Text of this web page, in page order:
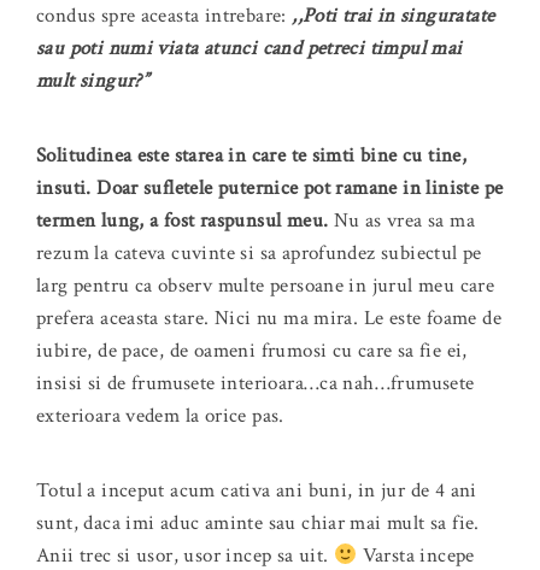
condus spre aceasta intrebare: ,,Poti trai in singuratate
sau poti numi viata atunci cand petreci timpul mai
mult singur?”
Solitudinea este starea in care te simti bine cu tine,
insuti. Doar sufletele puternice pot ramane in liniste pe
termen lung, a fost raspunsul meu. Nu as vrea sa ma
rezum la cateva cuvinte si sa aprofundez subiectul pe
larg pentru ca observ multe persoane in jurul meu care
prefera aceasta stare. Nici nu ma mira. Le este foame de
iubire, de pace, de oameni frumosi cu care sa fie ei,
insisi si de frumusete interioara…ca nah…frumusete
exterioara vedem la orice pas.
Totul a inceput acum cativa ani buni, in jur de 4 ani
sunt, daca imi aduc aminte sau chiar mai mult sa fie.
Anii trec si usor, usor incep sa uit.
Varsta incepe